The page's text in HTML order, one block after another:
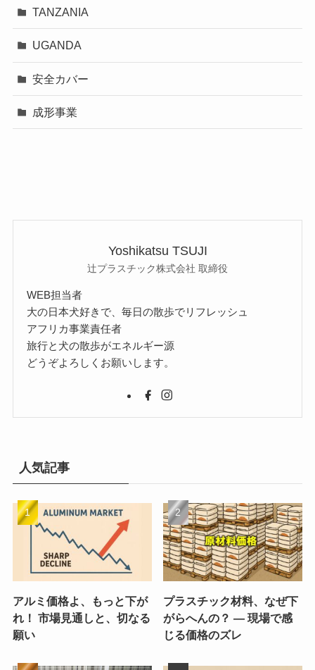
TANZANIA
UGANDA
安全カバー
成形事業
Yoshikatsu TSUJI
辻プラスチック株式会社 取締役
WEB担当者
大の日本犬好きで、毎日の散歩でリフレッシュ
アフリカ事業責任者
旅行と犬の散歩がエネルギー源
どうぞよろしくお願いします。
人気記事
アルミ価格よ、もっと下が
れ！ 市場見通しと、切なる
願い
プラスチック材料、なぜ下
がらへんの？ ― 現場で感
じる価格のズレ